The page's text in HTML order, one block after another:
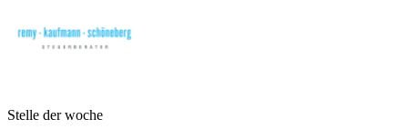
Stelle der woche